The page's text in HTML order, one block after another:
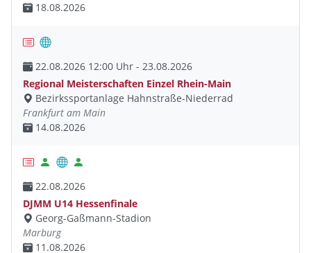
18.08.2026
22.08.2026 12:00 Uhr - 23.08.2026
Regional Meisterschaften Einzel Rhein-Main
Bezirkssportanlage Hahnstraße-Niederrad
Frankfurt am Main
14.08.2026
22.08.2026
DJMM U14 Hessenfinale
Georg-Gaßmann-Stadion
Marburg
11.08.2026